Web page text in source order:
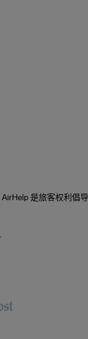
AirHelp 是旅客权利倡